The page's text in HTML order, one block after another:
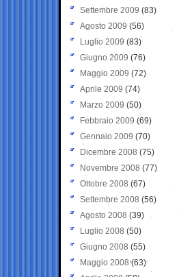
Settembre 2009 (83)
Agosto 2009 (56)
Luglio 2009 (83)
Giugno 2009 (76)
Maggio 2009 (72)
Aprile 2009 (74)
Marzo 2009 (50)
Febbraio 2009 (69)
Gennaio 2009 (70)
Dicembre 2008 (75)
Novembre 2008 (77)
Ottobre 2008 (67)
Settembre 2008 (56)
Agosto 2008 (39)
Luglio 2008 (50)
Giugno 2008 (55)
Maggio 2008(63)